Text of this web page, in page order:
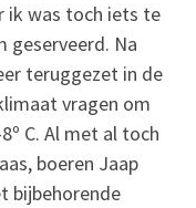
ik was toch iets te
geserveerd. Na
teruggezet in de
vragen om
C. Al met al toch
boeren Jaap
bijbehorende